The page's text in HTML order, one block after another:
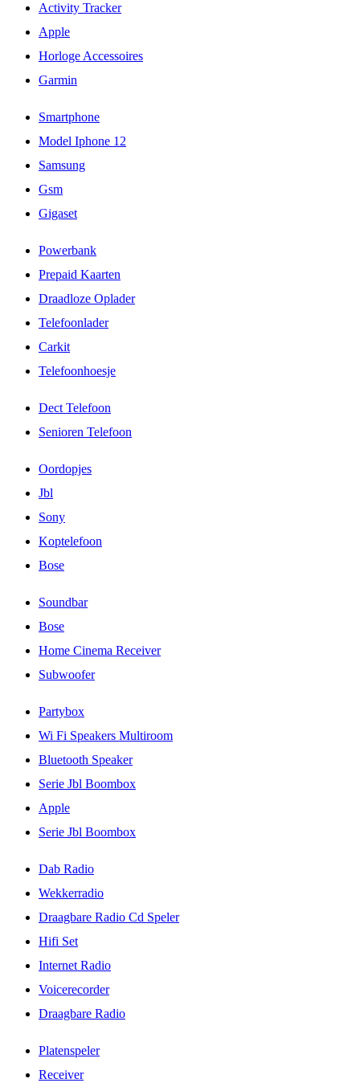
Activity Tracker
Apple
Horloge Accessoires
Garmin
Smartphone
Model Iphone 12
Samsung
Gsm
Gigaset
Powerbank
Prepaid Kaarten
Draadloze Oplader
Telefoonlader
Carkit
Telefoonhoesje
Dect Telefoon
Senioren Telefoon
Oordopjes
Jbl
Sony
Koptelefoon
Bose
Soundbar
Bose
Home Cinema Receiver
Subwoofer
Partybox
Wi Fi Speakers Multiroom
Bluetooth Speaker
Serie Jbl Boombox
Apple
Serie Jbl Boombox
Dab Radio
Wekkerradio
Draagbare Radio Cd Speler
Hifi Set
Internet Radio
Voicerecorder
Draagbare Radio
Platenspeler
Receiver